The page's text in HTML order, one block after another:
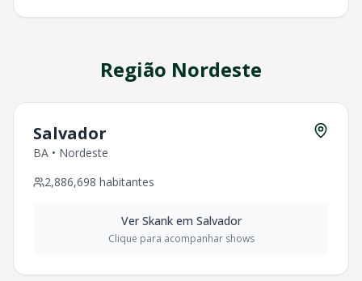
Região Nordeste
Salvador
BA • Nordeste
2,886,698 habitantes
VerSkankem Salvador
Clique para acompanhar shows